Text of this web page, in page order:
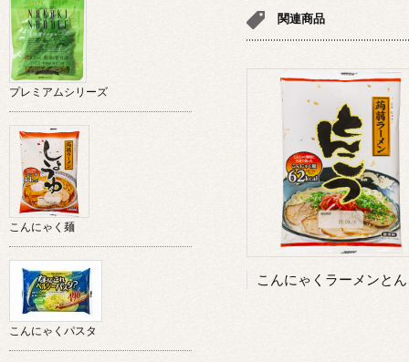
関連商品
プレミアムシリーズ
こんにゃく麺
こんにゃくパスタ